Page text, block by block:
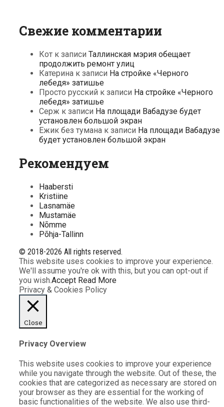
Свежие комментарии
Кот к записи Таллинская мэрия обещает
продолжить ремонт улиц
Катерина к записи На стройке «Черного
лебедя» затишье
Просто русский к записи На стройке «Черного
лебедя» затишье
Серж к записи На площади Вабадузе будет
установлен большой экран
Ежик без тумана к записи На площади Вабадузе
будет установлен большой экран
Рекомендуем
Haabersti
Kristiine
Lasnamäe
Mustamäe
Nõmme
Põhja-Tallinn
© 2018-2026 All rights reserved.
This website uses cookies to improve your experience.
We'll assume you're ok with this, but you can opt-out if
you wish.Accept Read More
Privacy & Cookies Policy
Close
Privacy Overview
This website uses cookies to improve your experience
while you navigate through the website. Out of these, the
cookies that are categorized as necessary are stored on
your browser as they are essential for the working of
basic functionalities of the website. We also use third-